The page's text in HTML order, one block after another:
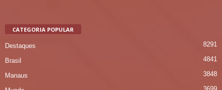
CATEGORIA POPULAR
Destaques 8291
Brasil 4841
Manaus 3848